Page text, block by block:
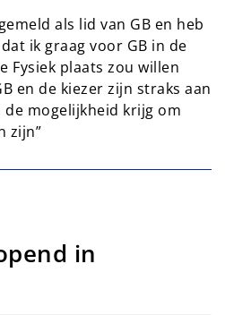
als lid van GB en heb
ik graag voor GB in de
Fysiek plaats zou willen
en de kiezer zijn straks aan
mogelijkheid krijg om
zijn”
in